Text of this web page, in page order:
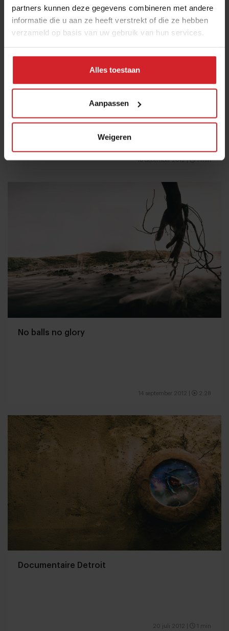
partners kunnen deze gegevens combineren met andere
informatie die u aan ze heeft verstrekt of die ze hebben
verzameld op basis van uw gebruik van hun services.
Alles toestaan
Aanpassen
Weigeren
18 december 2012| 1 min
No balls no glory
14 september 2012 2:28
Documentaire Detroit
20 juli 2012 1 min